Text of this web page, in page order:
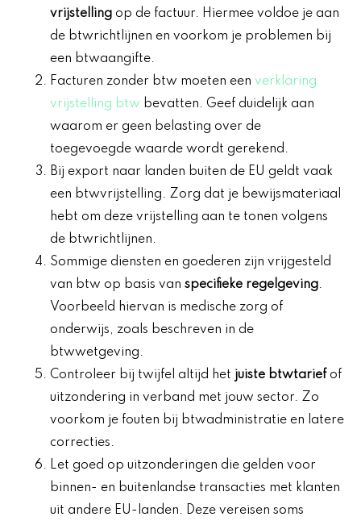
vrijstelling op de factuur. Hiermee voldoe je aan
de btwrichtlijnen en voorkom je problemen bij
een btwaangifte.
Facturen zonder btw moeten een verklaring
vrijstelling btw bevatten. Geef duidelijk aan
waarom er geen belasting over de
toegevoegde waarde wordt gerekend.
Bij export naar landen buiten de EU geldt vaak
een btwvrijstelling. Zorg dat je bewijsmateriaal
hebt om deze vrijstelling aan te tonen volgens
de btwrichtlijnen.
Sommige diensten en goederen zijn vrijgesteld
van btw op basis van specifieke regelgeving.
Voorbeeld hiervan is medische zorg of
onderwijs, zoals beschreven in de
btwwetgeving.
Controleer bij twijfel altijd het juiste btwtariefof
uitzondering in verband met jouw sector. Zo
voorkom je fouten bij btwadministratie en latere
correcties.
Let goed op uitzonderingen die gelden voor
binnen- en buitenlandse transacties met klanten
uit andere EU-landen. Deze vereisen soms